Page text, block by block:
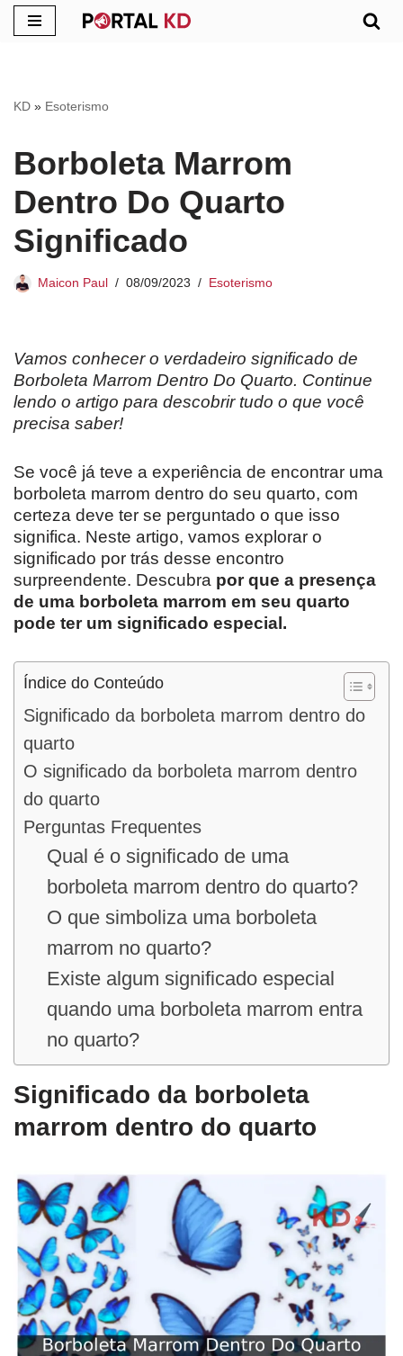
conteúdo
KD » Esoterismo
Borboleta Marrom
Dentro Do Quarto
Significado
Maicon Paul 08/09/2023 Esoterismo
Vamos conhecer o verdadeiro significado de
Borboleta Marrom Dentro Do Quarto. Continue
lendo o artigo para descobrir tudo o que você
precisa saber!
Se você já teve a experiência de encontrar uma
borboleta marrom dentro do seu quarto, com
certeza deve ter se perguntado o que isso
significa. Neste artigo, vamos explorar o
significado por trás desse encontro
surpreendente. Descubra por que a presença
de uma borboleta marrom em seu quarto
pode ter um significado especial .
Índice do Conteúdo
Significado da borboleta marrom dentro do
quarto
O significado da borboleta marrom dentro
do quarto
Perguntas Frequentes
Qual é o significado de uma
borboleta marrom dentro do quarto?
O que simboliza uma borboleta
marrom no quarto?
Existe algum significado especial
quando uma borboleta marrom entra
no quarto?
Significado da borboleta
marrom dentro do quarto